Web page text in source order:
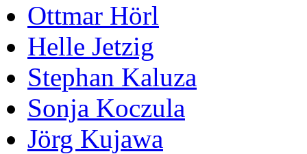
Ottmar Hörl
Helle Jetzig
Stephan Kaluza
Sonja Koczula
Jörg Kujawa